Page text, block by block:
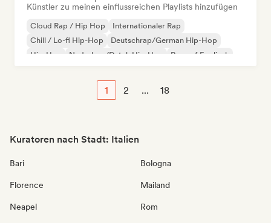
Künstler zu meinen einflussreichen Playlists hinzufügen
Cloud Rap / Hip Hop
Internationaler Rap
Chill / Lo-fi Hip-Hop
Deutschrap/German Hip-Hop
Hip-Hop
Nederhop/Dutch Hip-Hop
Rap auf Englisch
1 2 ... 18
Kuratoren nach Stadt: Italien
Bari Bologna
Florence Mailand
Neapel Rom